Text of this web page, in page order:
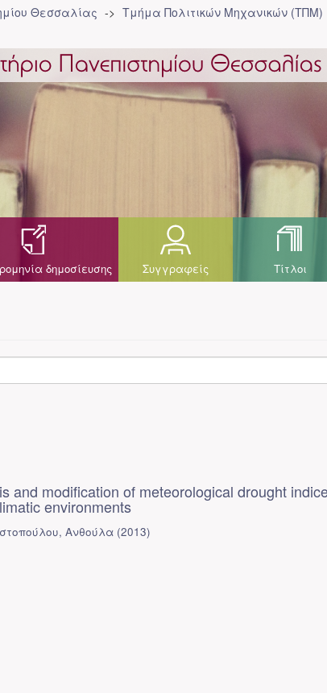
Θεσσαλίας Τμήμα Πολιτικών Μηχανικών (ΤΠΜ)
δημοσίευσης Συγγραφείς Τίτλοι
and modification of meteorological drought
environments
Ανθούλα (2013)